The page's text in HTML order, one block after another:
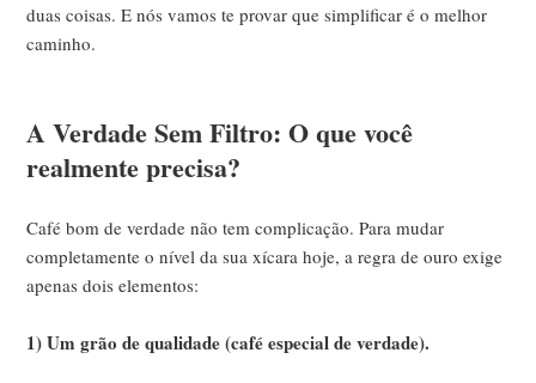
duas coisas. E nós vamos te provar que simplificar é o melhor
caminho.
A Verdade Sem Filtro: O que você
realmente precisa?
Café bom de verdade não tem complicação. Para mudar
completamente o nível da sua xícara hoje, a regra de ouro exige
apenas dois elementos:
1) Um grão de qualidade (café especial de verdade).